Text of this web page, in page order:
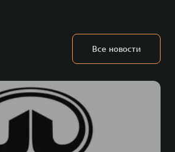
Все новости